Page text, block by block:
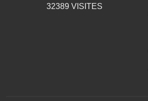
32389 VISITES